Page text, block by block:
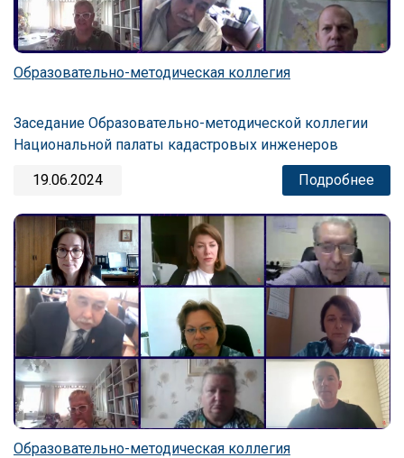
Образовательно-методическая коллегия
Заседание Образовательно-методической коллегии
Национальной палаты кадастровых инженеров
19.06.2024 Подробнее
Образовательно-методическая коллегия